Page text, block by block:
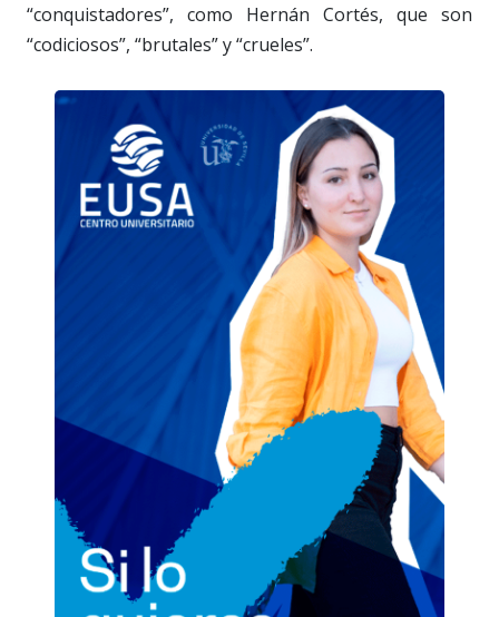
“conquistadores”, como Hernán Cortés, que son
“codiciosos”, “brutales” y “crueles”.